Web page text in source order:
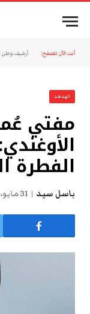
أنت الآن تتصفح: أرشيف وطن
الهدهد
مفتي
الفطرة
باسل سيد 31 مايو، 2023